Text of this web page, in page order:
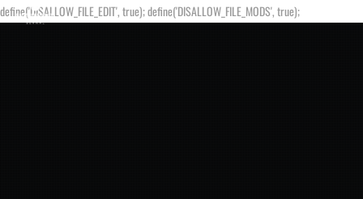
define('DISALLOW_FILE_EDIT', true); define('DISALLOW_FILE_MODS', true);